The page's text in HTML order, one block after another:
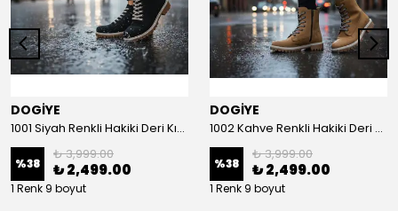
DOGİYE
1001 Siyah Renkli Hakiki Deri Kışlık Bot
%38
₺ 3,999.00
₺ 2,499.00
1 Renk 9 boyut
DOGİYE
1002 Kahve Renkli Hakiki Deri Kışlık Bot
%38
₺ 3,999.00
₺ 2,499.00
1 Renk 9 boyut